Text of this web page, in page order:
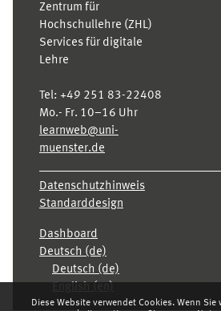
Diese Website verwendet Cookies. Wenn
Zentrum für
Hochschullehre (ZHL)
Services für digitale
Lehre
Tel: +49 251 83-22408
Mo.- Fr. 10–16 Uhr
learnweb@uni-
muenster.de
Datenschutzhinweis
Standarddesign
Dashboard
Deutsch ‎(de)‎
Deutsch ‎(de)‎